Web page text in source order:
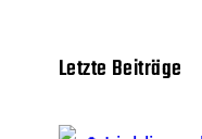
Letzte Beiträge